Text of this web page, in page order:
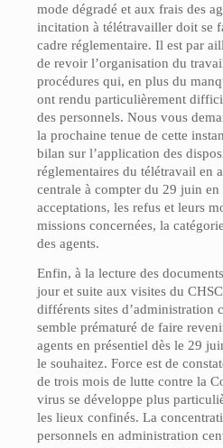
mode dégradé et aux frais des
incitation à télétravailler doit se
cadre réglementaire. Il est par
de revoir l’organisation du
procédures qui, en plus du
ont rendu particulièrement
des personnels. Nous vous
la prochaine tenue de cette
bilan sur l’application des
réglementaires du télétravail en
centrale à compter du 29 juin
acceptations, les refus et leurs
missions concernées, la
des agents.
Enfin, à la lecture des
jour et suite aux visites du
différents sites d’administration
semble prématuré de faire
agents en présentiel dès le 29
le souhaitez. Force est de
de trois mois de lutte contre la
virus se développe plus
les lieux confinés. La
personnels en administration